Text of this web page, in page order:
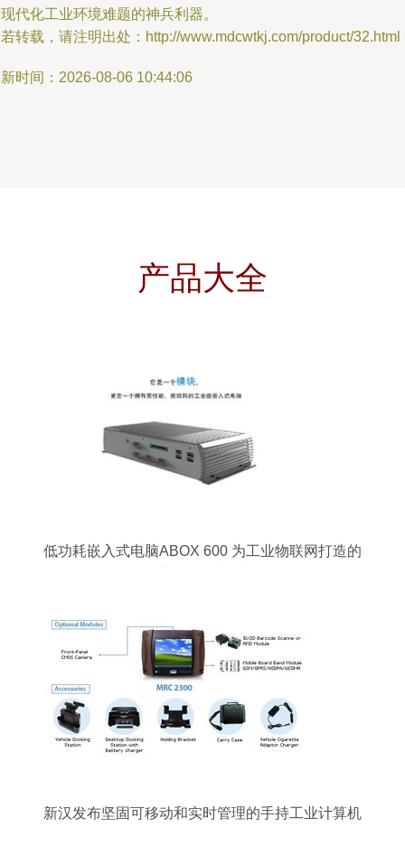
代化工业环境难题的神兵利器。
转载，请注明出处：http://www.mdcwtkj.com/product/32.html
时间：2026-08-06 10:44:06
产品大全
低功耗嵌入式电脑ABOX 600 为工业物联网打造的
新汉发布坚固可移动和实时管理的手持工业计算机